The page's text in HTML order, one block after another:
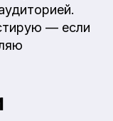
— если